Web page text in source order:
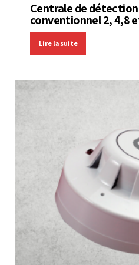
Centrale de
conventionnel 2, 4,8
Lire la suite